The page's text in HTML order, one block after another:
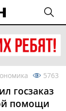
5763
госзаказ
помощи